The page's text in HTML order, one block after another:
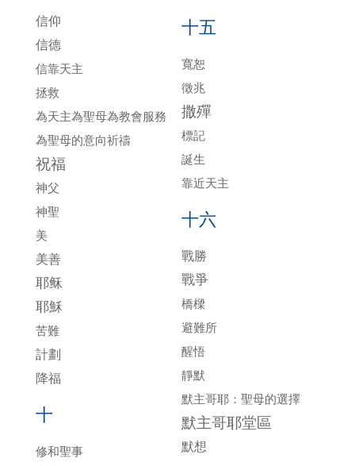
信仰
信德
信靠天主
拯救
為天主為聖母為教會服務
為聖母的意向祈禱
祝福
神父
神聖
美
美善
耶稣
耶穌
苦難
計劃
降福
十
修和聖事
十五
寬恕
徵兆
撒殫
標記
誕生
靠近天主
十六
戰勝
戰爭
橋樑
避難所
醒悟
靜默
默主哥耶：聖母的選擇
默主哥耶堂區
默想